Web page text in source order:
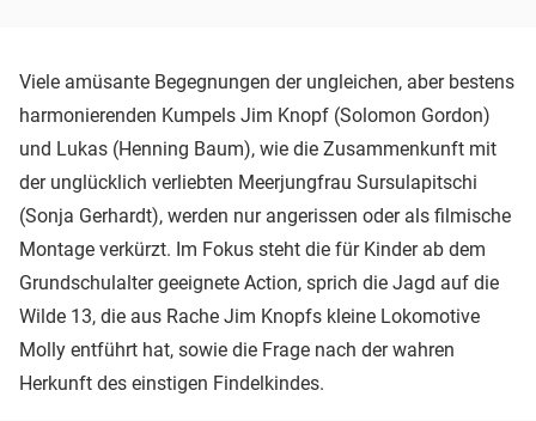
Viele amüsante Begegnungen der ungleichen, aber bestens
harmonierenden Kumpels Jim Knopf (Solomon Gordon)
und Lukas (Henning Baum), wie die Zusammenkunft mit
der unglücklich verliebten Meerjungfrau Sursulapitschi
(Sonja Gerhardt), werden nur angerissen oder als filmische
Montage verkürzt. Im Fokus steht die für Kinder ab dem
Grundschulalter geeignete Action, sprich die Jagd auf die
Wilde 13, die aus Rache Jim Knopfs kleine Lokomotive
Molly entführt hat, sowie die Frage nach der wahren
Herkunft des einstigen Findelkindes.